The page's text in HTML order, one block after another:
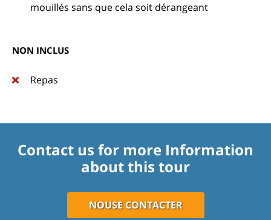
mouillés sans que cela soit dérangeant
NON INCLUS
Repas
Contact us for more Information
about this tour
NOUSE CONTACTER